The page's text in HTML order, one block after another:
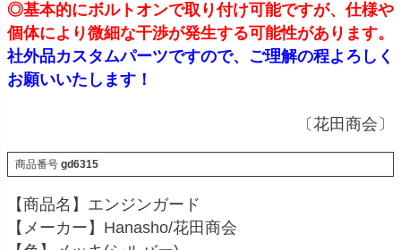
◎基本的にボルトオンで取り付け可能ですが、仕様や
個体により微細な干渉が発生する可能性があります。
社外品カスタムパーツですので、ご理解の程よろしく
お願いいたします！
〔花田商会〕
商品番号 gd6315
【商品名】エンジンガード
【メーカー】Hanasho/花田商会